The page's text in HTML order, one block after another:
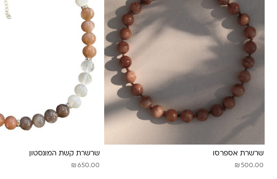
שרשרת אספרסו
₪ 500.00
שרשרת קשת המונסטון
₪ 650.00